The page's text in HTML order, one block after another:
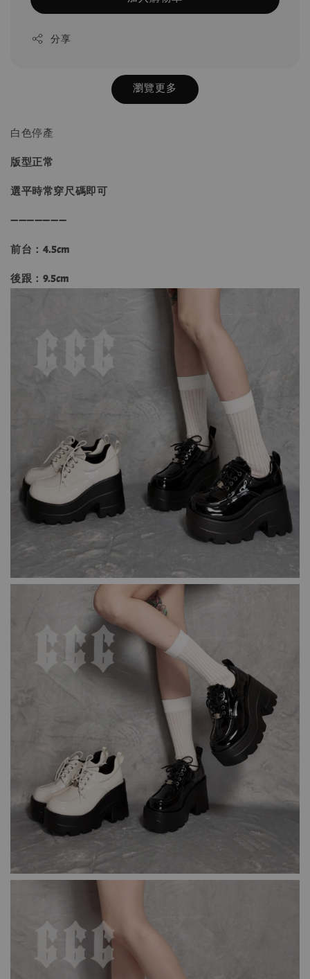
分享
瀏覽更多
白色停產
版型正常
選平時常穿尺碼即可
➖➖➖➖➖➖➖
前台：4.5cm
後跟： 9.5cm